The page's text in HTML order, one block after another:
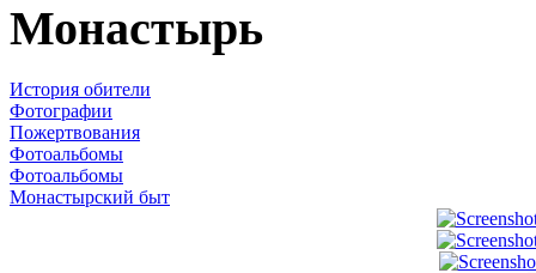
Монастырь
История обители
Фотографии
Пожертвования
Фотоальбомы
Фотоальбомы
Монастырский быт